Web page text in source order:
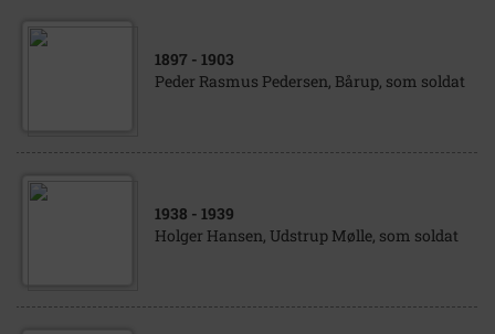
1897 - 1903
Peder Rasmus Pedersen, Bårup, som soldat
1938 - 1939
Holger Hansen, Udstrup Mølle, som soldat